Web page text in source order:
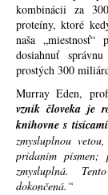
kombinácii za
proteíny, ktoré
naša
dosiahnuť
prostých 300
Murray Eden,
vznik človeka je
knihovne s
zmysluplnou
pridaním
zmysluplná.
dokončená.“